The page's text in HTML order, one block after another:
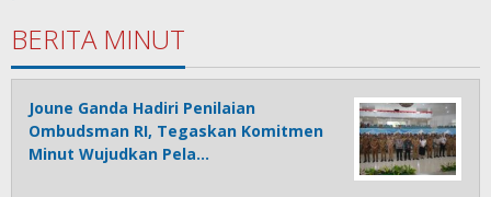
BERITA MINUT
Joune Ganda Hadiri Penilaian
Ombudsman RI, Tegaskan Komitmen
Minut Wujudkan Pela…